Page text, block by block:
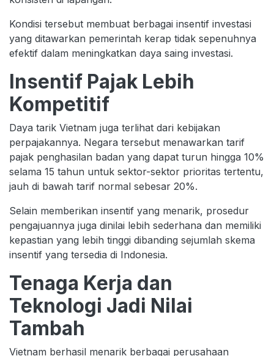
Kondisi tersebut membuat berbagai insentif investasi
yang ditawarkan pemerintah kerap tidak sepenuhnya
efektif dalam meningkatkan daya saing investasi.
Insentif Pajak Lebih
Kompetitif
Daya tarik Vietnam juga terlihat dari kebijakan
perpajakannya. Negara tersebut menawarkan tarif
pajak penghasilan badan yang dapat turun hingga 10%
selama 15 tahun untuk sektor-sektor prioritas tertentu,
jauh di bawah tarif normal sebesar 20%.
Selain memberikan insentif yang menarik, prosedur
pengajuannya juga dinilai lebih sederhana dan memiliki
kepastian yang lebih tinggi dibanding sejumlah skema
insentif yang tersedia di Indonesia.
Tenaga Kerja dan
Teknologi Jadi Nilai
Tambah
Vietnam berhasil menarik berbagai perusahaan